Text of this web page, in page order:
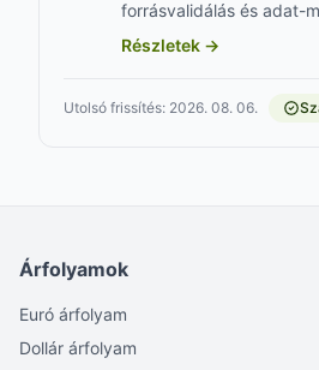
forrásvalidálás és adat-
Részletek →
Utolsó frissítés: 2026. 08. 06.
Árfolyamok
Euró árfolyam
Dollár árfolyam